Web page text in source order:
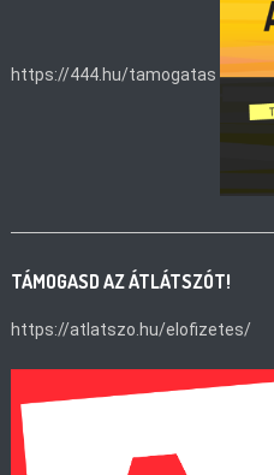
https://444.hu/tamogatas
TÁMOGASD AZ ÁTLÁTSZÓT!
https://atlatszo.hu/elofizetes/